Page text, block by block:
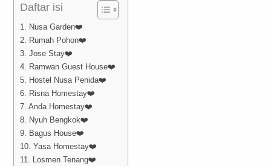
Daftar isi
1. Nusa Garden❤️
2. Rumah Pohon❤️
3. Jose Stay❤️
4. Ramwan Guest House❤️
5. Hostel Nusa Penida❤️
6. Risna Homestay❤️
7. Anda Homestay❤️
8. Nyuh Bengkok❤️
9. Bagus House❤️
10. Yasa Homestay❤️
11. Losmen Tenang❤️